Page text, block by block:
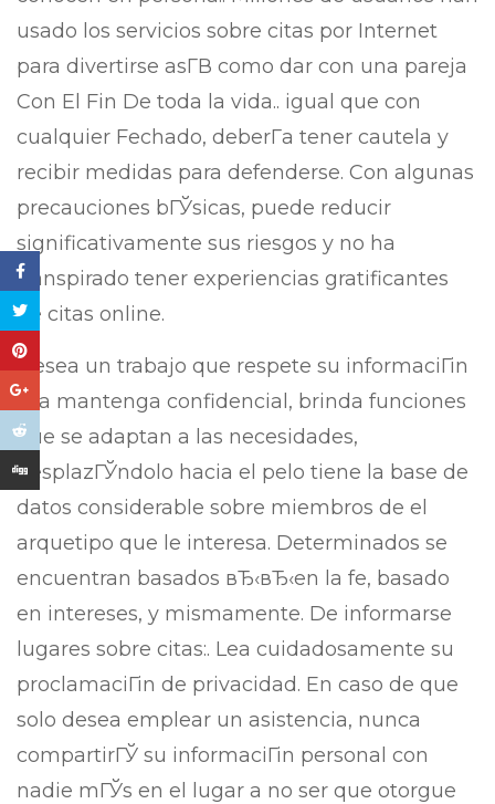
usado los servicios sobre citas por Internet
para divertirse asГ­В­ como dar con una pareja
Con El Fin De toda la vida.. igual que con
cualquier Fechado, deberГ­a tener cautela y
recibir medidas para defenderse. Con algunas
precauciones bГЎsicas, puede reducir
significativamente sus riesgos y no ha
transpirado tener experiencias gratificantes
de citas online.
Desea un trabajo que respete su informaciГіn
y la mantenga confidencial, brinda funciones
que se adaptan a las necesidades,
desplazГЎndolo hacia el pelo tiene la base de
datos considerable sobre miembros de el
arquetipo que le interesa. Determinados se
encuentran basados вЂ‹вЂ‹en la fe, basado
en intereses, y mismamente. De informarse
lugares sobre citas:. Lea cuidadosamente su
proclamaciГіn de privacidad. En caso de que
solo desea emplear un asistencia, nunca
compartirГЎ su informaciГіn personal con
nadie mГЎs en el lugar a no ser que otorgue